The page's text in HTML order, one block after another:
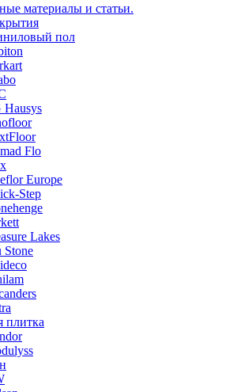
материалы и статьи.
пол
Hausys
Flo
Europe
Step
Lakes
Stone
плитка